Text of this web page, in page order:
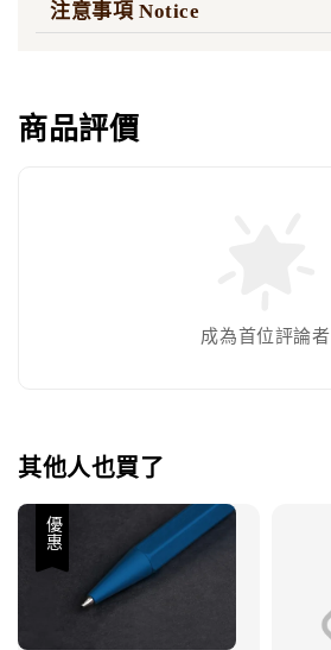
注意事項 Notice
商品評價
成為首位評論者
其他人也買了
優惠